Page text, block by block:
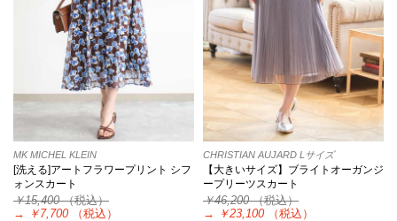
MK MICHEL KLEIN
[洗える]アートフラワープリント シフ
ォンスカート
￥15,400（税込）
→
￥7,700 （税込）
CHRISTIAN AUJARD Lサイズ
【大きいサイズ】ブライトオーガンジ
ープリーツスカート
￥46,200（税込）
→
￥23,100 （税込）